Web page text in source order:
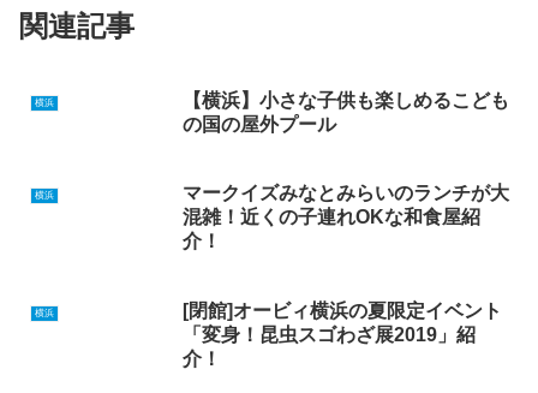
関連記事
横浜
【横浜】小さな子供も楽しめるこども
の国の屋外プール
横浜
マークイズみなとみらいのランチが大
混雑！近くの子連れOKな和食屋紹
介！
横浜
[閉館]オービィ横浜の夏限定イベント
「変身！昆虫スゴわざ展2019」紹
介！